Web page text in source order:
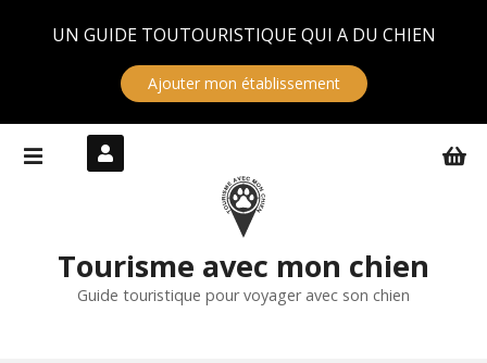
UN GUIDE TOUTOURISTIQUE QUI A DU CHIEN
Ajouter mon établissement
Tourisme avec mon chien
Guide touristique pour voyager avec son chien